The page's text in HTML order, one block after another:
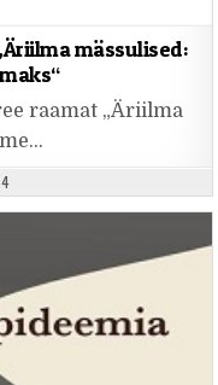
mässulised:
raamat „Äriilma